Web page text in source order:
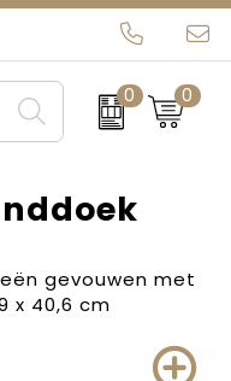
0 0
gevouwen met
x 40,6 cm